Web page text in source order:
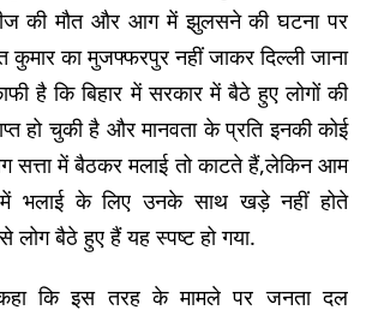
की मौत और आग में झुलसने की घटना पर
कुमार का मुजफ्फरपुर नहीं जाकर दिल्ली जाना
है कि बिहार में सरकार में बैठे हुए लोगों की
हो चुकी है और मानवता के प्रति इनकी कोई
सत्ता में बैठकर मलाई तो काटते हैं,लेकिन आम
भलाई के लिए उनके साथ खड़े नहीं होते
बैठे हुए हैं यह स्पष्ट हो गया.
कि इस तरह के मामले पर जनता दल